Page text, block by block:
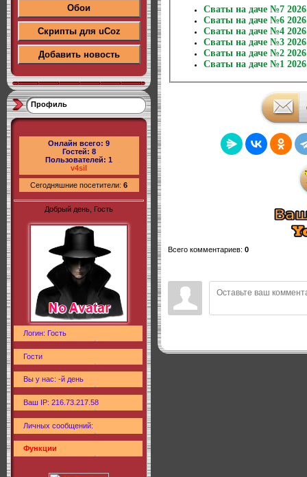
Обои
Скрипты для uCoz
Добавить новость
Профиль
Онлайн всего: 9
Гостей: 8
Пользователей: 1
v4sil
Сегодняшние посетители: 6
Добрый день, Гость
Логин: Гость
Гости
Вы у нас: -й день
Ваш IP: 216.73.217.58
Личных сообщений:
Функции
Сваты на даче №7 2026
Сваты на даче №6 2026
Сваты на даче №4 2026
Сваты на даче №3 2026
Сваты на даче №2 2026
Сваты на даче №1 2026
Всего комментариев: 0